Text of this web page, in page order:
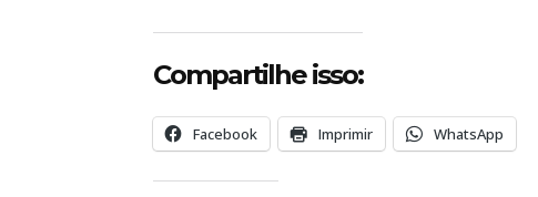
Compartilhe isso:
Facebook Imprimir WhatsApp